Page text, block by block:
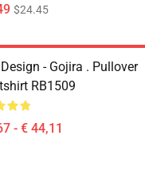
$24.45
- Gojira . Pullover
RB1509
- € 44,11